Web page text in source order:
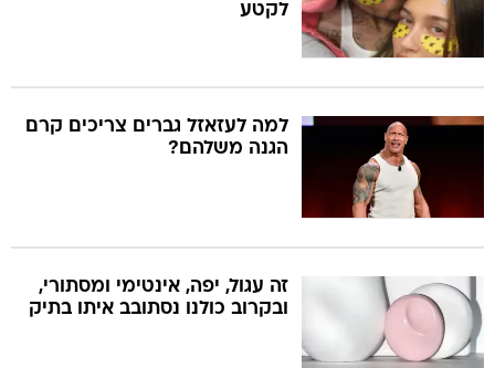
לקטע
למה לעזאזל גברים צריכים קרם
הגנה משלהם?
זה עגול, יפה, אינטימי ומסתורי,
ובקרוב כולנו נסתובב איתו בתיק